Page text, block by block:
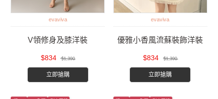
evaviva
V領修身及膝洋裝
$834 $1,390
立即搶購
evaviva
優雅小香風流蘇裝飾洋裝
$834 $1,390
立即搶購